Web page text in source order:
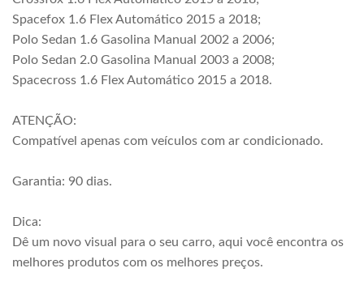
Spacefox 1.6 Flex Automático 2015 a 2018;
Polo Sedan 1.6 Gasolina Manual 2002 a 2006;
Polo Sedan 2.0 Gasolina Manual 2003 a 2008;
Spacecross 1.6 Flex Automático 2015 a 2018.
ATENÇÃO:
Compatível apenas com veículos com ar condicionado.
Garantia: 90 dias.
Dica:
Dê um novo visual para o seu carro, aqui você encontra os
melhores produtos com os melhores preços.